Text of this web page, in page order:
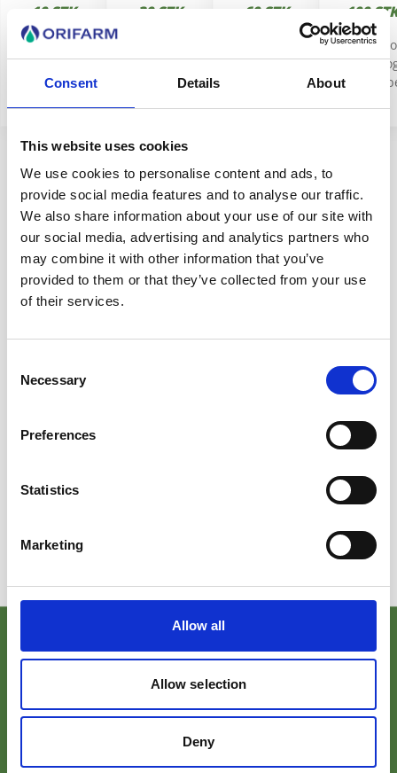
Consent Details About
This website uses cookies
We use cookies to personalise content and ads, to
provide social media features and to analyse our traffic.
We also share information about your use of our site with
our social media, advertising and analytics partners who
may combine it with other information that you’ve
provided to them or that they’ve collected from your use
of their services.
Selection
Necessary
Preferences
Statistics
Marketing
Allow all
Allow selection
Deny
10 STK
Virker mod
allergi og
nældefeber
30 STK
allergi og
nældefeber
60 STK
allergi og
100
Virker
allergi